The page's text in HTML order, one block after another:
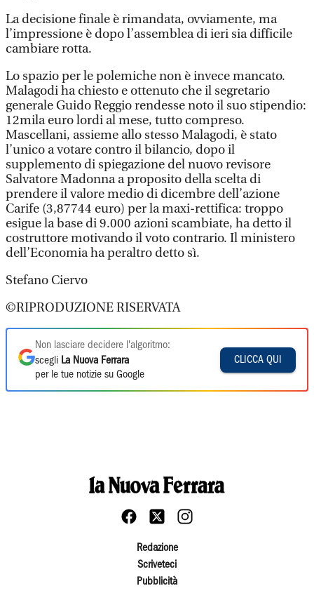
La decisione finale è rimandata, ovviamente, ma
l’impressione è dopo l’assemblea di ieri sia difficile
cambiare rotta.
Lo spazio per le polemiche non è invece mancato.
Malagodi ha chiesto e ottenuto che il segretario
generale Guido Reggio rendesse noto il suo stipendio:
12mila euro lordi al mese, tutto compreso.
Mascellani, assieme allo stesso Malagodi, è stato
l’unico a votare contro il bilancio, dopo il
supplemento di spiegazione del nuovo revisore
Salvatore Madonna a proposito della scelta di
prendere il valore medio di dicembre dell’azione
Carife (3,87744 euro) per la maxi-rettifica: troppo
esigue la base di 9.000 azioni scambiate, ha detto il
costruttore motivando il voto contrario. Il ministero
dell’Economia ha peraltro detto sì.
Stefano Ciervo
©RIPRODUZIONE RISERVATA
Non lasciare decidere l'algoritmo:
scegli La Nuova Ferrara
per le tue notizie su Google
CLICCA QUI
Redazione
Scriveteci
Pubblicità